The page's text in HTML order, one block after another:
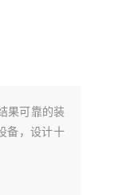
果可靠的装
备，设计十